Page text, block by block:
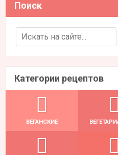
Поиск
Search for:
Категории рецептов
ВЕГАНСКИЕ